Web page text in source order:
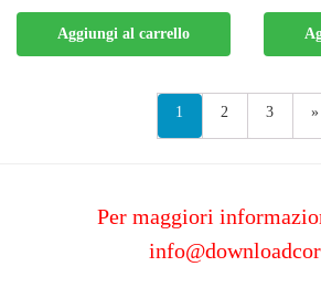
originaleattuale
Aggiungi al carrello
1 2 3 »
Per maggiori